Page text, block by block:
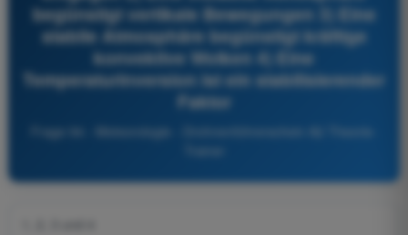
begünstigt vertikale Bewegungen 3) Eine
stabile Atmosphäre begünstigt kräftige
konvektive Wolken 4) Eine
Temperaturinversion ist ein stabilisierender
Faktor
Frage 94 - Meteorologie - Drohnenführerschein A2 Theorie-